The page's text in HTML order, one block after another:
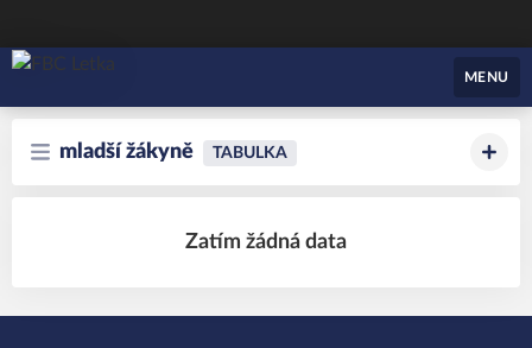
FBC Letka
MENU
mladší žákyně TABULKA
Zatím žádná data